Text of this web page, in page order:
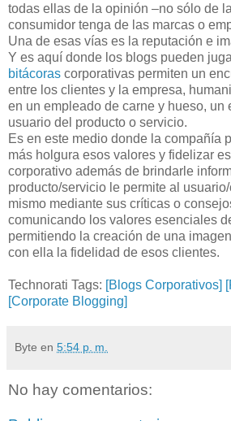
todas ellas de la opinión –no sólo de
consumidor tenga de las marcas o
Una de esas vías es la reputación e
Y es aquí donde los blogs pueden
bitácoras corporativas permiten un
entre los clientes y la empresa,
en un empleado de carne y hueso, un
usuario del producto o servicio.
Es en este medio donde la compañía
más holgura esos valores y fidelizar
corporativo además de brindarle
producto/servicio le permite al
mismo mediante sus críticas o
comunicando los valores esenciales
permitiendo la creación de una
con ella la fidelidad de esos clientes.
Technorati Tags: [Blogs Corporativos]
[Corporate Blogging]
Byte en 5:54 p. m.
No hay comentarios: